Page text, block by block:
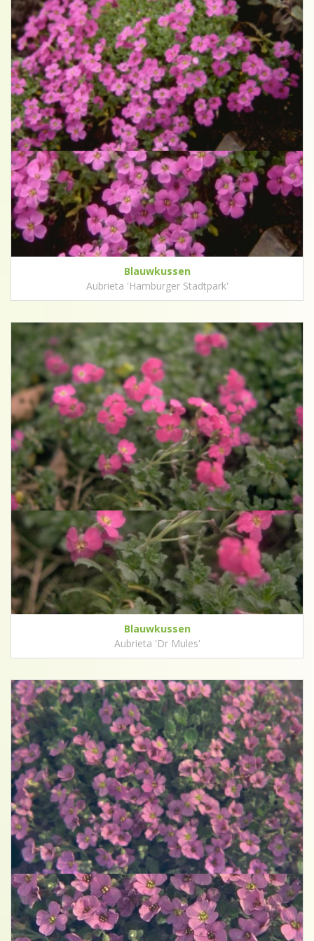
Blauwkussen
Aubrieta 'Hamburger Stadtpark'
Blauwkussen
Aubrieta 'Dr Mules'